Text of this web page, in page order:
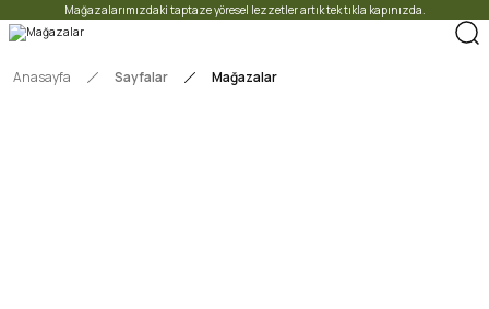
Mağazalarımızdaki taptaze yöresel lezzetler artık tek tıkla kapınızda.
Anasayfa Sayfalar Mağazalar